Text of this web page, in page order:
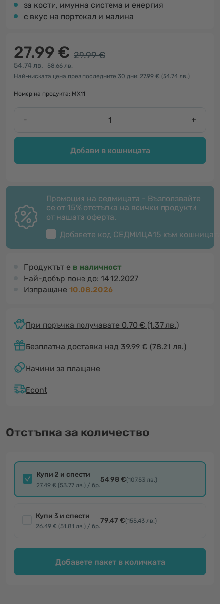
за кости, имунна система и енергия
с вкус на портокал и малина
27.99 € 29.99 €
54.74 лв.
58.66 лв.
Най-ниската цена през последните 30 дни: 27.99 € (54.74 лв.)
Номер на продукта: MX11
- +
Добави в кошницата
Промоция на седмицата - Възползвайте
се от 15% отстъпка на всички продукти
от нашата оферта.
Добавете код СЕДМИЦА15 към
Продуктът е в наличност
Най-добър поне до: 14.12.2027
Изпращане 10.08.2026
При поръчка получавате 0.70 € (1.37 лв.)
Безплатна доставка над 39.99 € (78.21 лв.)
Начини за плащане
Econt
Отстъпка за количество
Купи 2 и спести
27.49 € (53.77 лв.) / бр.
54.98 €(107.53 лв.)
Купи 3 и спести
26.49 € (51.81 лв.) / бр.
79.47 €(155.43 лв.)
Добавете пакет в количката